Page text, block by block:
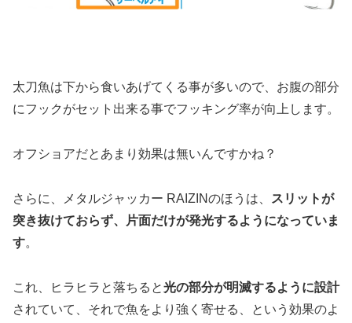
太刀魚は下から食いあげてくる事が多いので、お腹の部分
にフックがセット出来る事でフッキング率が向上します。
オフショアだとあまり効果は無いんですかね？
さらに、メタルジャッカー RAIZINのほうは、
スリットが
突き抜けておらず、片面だけが発光するようになっていま
す。
これ、ヒラヒラと落ちると光の部分が明滅するように設計
されていて、それで魚をより強く寄せる、という効果のよ